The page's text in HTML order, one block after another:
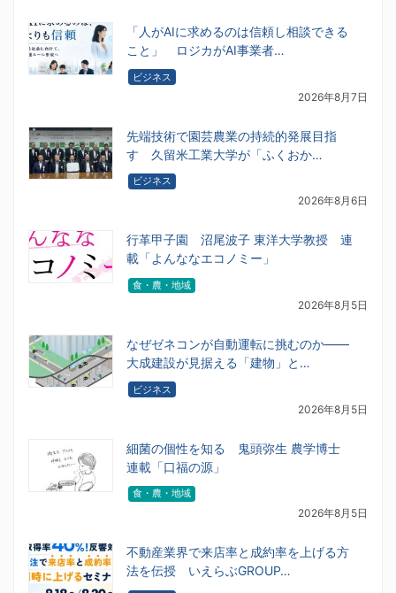
「人がAIに求めるのは信頼し相談できる
こと」 ロジカがAI事業者…
ビジネス
2026年8月7日
先端技術で園芸農業の持続的発展目指
す 久留米工業大学が「ふくおか…
ビジネス
2026年8月6日
行革甲子園 沼尾波子 東洋大学教授 連
載「よんななエコノミー」
食・農・地域
2026年8月5日
なぜゼネコンが自動運転に挑むのか――
大成建設が見据える「建物」と…
ビジネス
2026年8月5日
細菌の個性を知る 鬼頭弥生 農学博士
連載「口福の源」
食・農・地域
2026年8月5日
不動産業界で来店率と成約率を上げる方
法を伝授 いえらぶGROUP…